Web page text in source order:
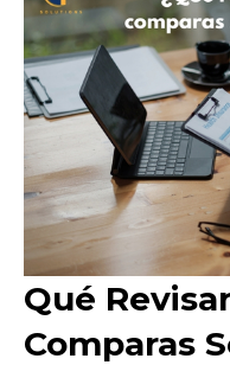
Qué
Comparas